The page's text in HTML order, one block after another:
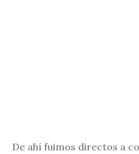
De ahí fuimos directos a